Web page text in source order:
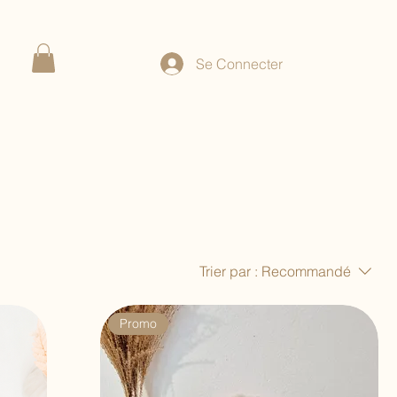
Se Connecter
Trier par : Recommandé
Promo